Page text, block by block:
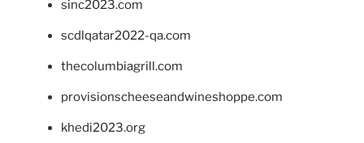
sinc2023.com
scdlqatar2022-qa.com
thecolumbiagrill.com
provisionscheeseandwineshoppe.com
khedi2023.org